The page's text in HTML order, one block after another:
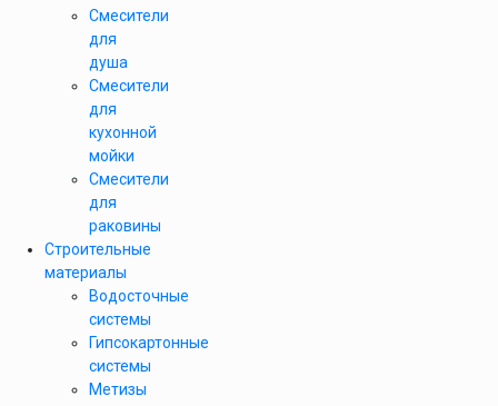
Смесители
для
душа
Смесители
для
кухонной
мойки
Смесители
для
раковины
Строительные
материалы
Водосточные
системы
Гипсокартонные
системы
Метизы